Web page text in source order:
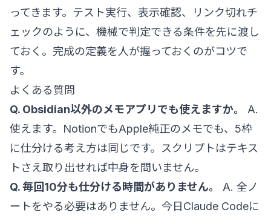
ってきます。テスト実行、表示確認、リンク切れチ
ェックのように、機械で判定できる条件を先に渡し
ておく。完成の定義を人が握っておくのがコツで
す。
よくある質問
Q. Obsidian以外のメモアプリでも使えますか。
A.
使えます。NotionでもApple純正のメモでも、5枠
に仕分ける考え方は同じです。スクリプトはテキス
トさえ取り出せれば中身を問いません。
Q. 毎回10分も仕分ける時間がありません。
A. 全ノ
ートをやる必要はありません。今日Claude Codeに